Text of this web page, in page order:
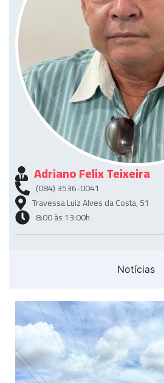
Adriano Felix Teixeira
(084) 3536-0041
Travessa Luiz Alves da Costa, 51
8:00 às 13:00h
Notícias